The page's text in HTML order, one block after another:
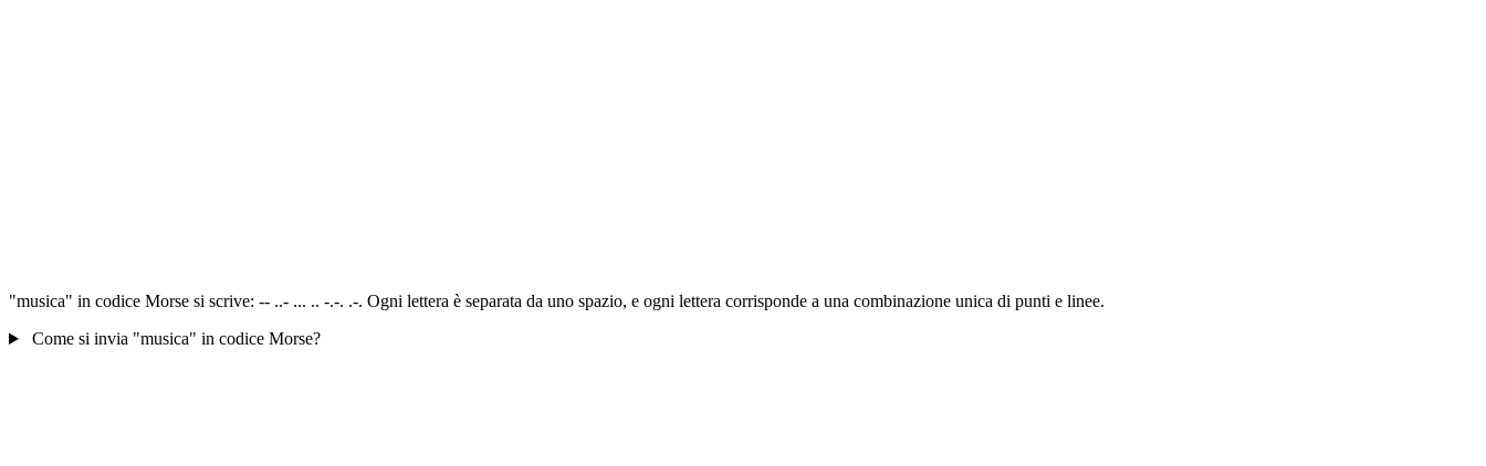
"musica" in codice Morse si scrive: -- ..- ... .. -.-. .-. Ogni lettera è separata da uno spazio, e ogni lettera corrisponde a una combinazione unica di punti e linee.
Come si invia "musica" in codice Morse?